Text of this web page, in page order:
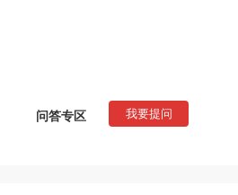
问答专区 我要提问